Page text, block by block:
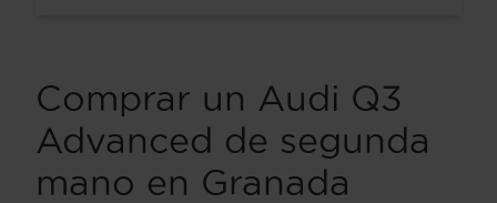
Comprar un Audi Q3
Advanced de segunda
mano en Granada